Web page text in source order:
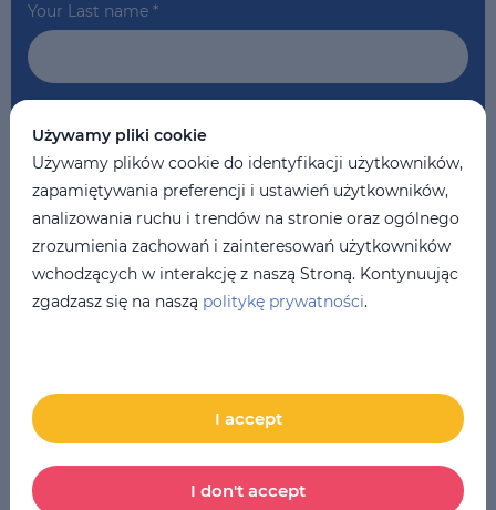
Your Last name *
Your Email*
School
Comment
Używamy pliki cookie
Używamy plików cookie do identyfikacji użytkowników,
zapamiętywania preferencji i ustawień użytkowników,
analizowania ruchu i trendów na stronie oraz ogólnego
zrozumienia zachowań i zainteresowań użytkowników
wchodzących w interakcję z naszą Stroną. Kontynuując
zgadzasz się na naszą politykę prywatności.
I accept
I don't accept